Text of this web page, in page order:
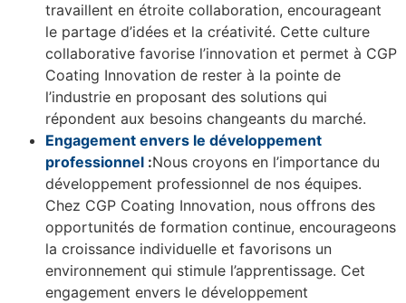
travaillent en étroite collaboration, encourageant
le partage d’idées et la créativité. Cette culture
collaborative favorise l’innovation et permet à CGP
Coating Innovation de rester à la pointe de
l’industrie en proposant des solutions qui
répondent aux besoins changeants du marché.
Engagement envers le développement
professionnel :Nous croyons en l’importance du
développement professionnel de nos équipes.
Chez CGP Coating Innovation, nous offrons des
opportunités de formation continue, encourageons
la croissance individuelle et favorisons un
environnement qui stimule l’apprentissage. Cet
engagement envers le développement